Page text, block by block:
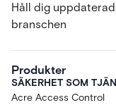
Håll dig
branschen
Produkter
SÄKERHET SOM
Acre Access Control